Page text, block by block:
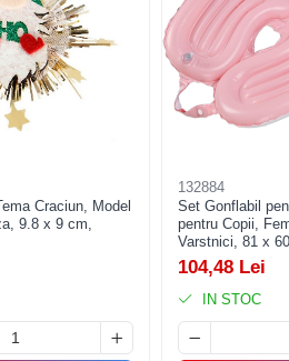
Craciun, Model
9.8 x 9 cm,
132884
Set Gonflabil
pentru Copii,
Varstnici, 81 x
Ajustabil, Roz
104,48 Lei
IN STOC